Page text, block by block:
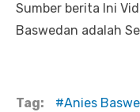
Sumber berita Ini
Baswedan adalah
Tag: Anies